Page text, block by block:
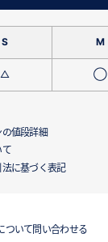
S M
△ ◯
値段詳細
て
に基づく表記
ついて問い合わせる